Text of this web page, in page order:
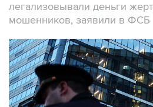
легализовывали деньги
мошенников, заявили в ФСБ